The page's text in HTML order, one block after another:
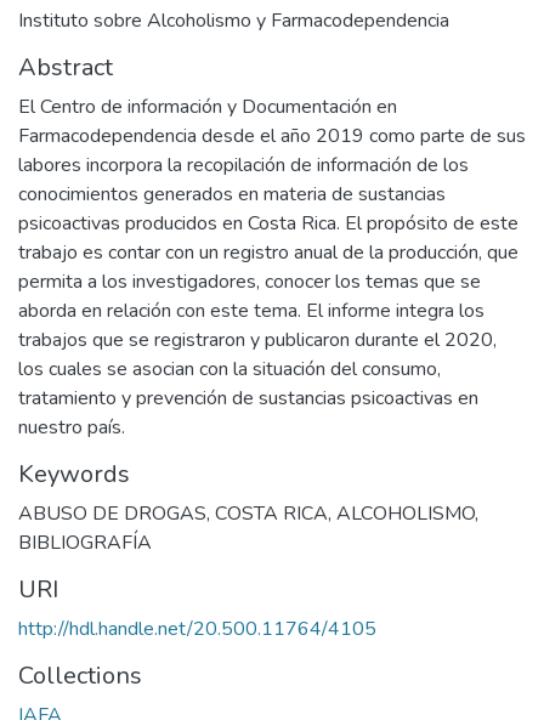
Instituto sobre Alcoholismo y Farmacodependencia
Abstract
El Centro de información y Documentación en
Farmacodependencia desde el año 2019 como parte de sus
labores incorpora la recopilación de información de los
conocimientos generados en materia de sustancias
psicoactivas producidos en Costa Rica. El propósito de este
trabajo es contar con un registro anual de la producción, que
permita a los investigadores, conocer los temas que se
aborda en relación con este tema. El informe integra los
trabajos que se registraron y publicaron durante el 2020,
los cuales se asocian con la situación del consumo,
tratamiento y prevención de sustancias psicoactivas en
nuestro país.
Keywords
ABUSO DE DROGAS, COSTA RICA, ALCOHOLISMO,
BIBLIOGRAFÍA
URI
http://hdl.handle.net/20.500.11764/4105
Collections